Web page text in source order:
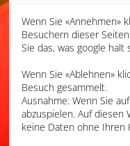
EARTH, SEA, AIR
BRIDGE,
LAURA VAN DER
BBC SCOTTISH
RYAN
Wenn Sie «Annehmen»
Besuchern dieser
Sie das, was google
Wenn Sie «Ablehnen»
Besuch gesammelt.
Ausnahme: Wenn Sie
abzuspielen. Auf diesen
keine Daten ohne Ihren